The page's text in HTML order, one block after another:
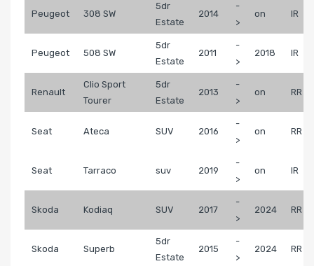
Peugeot 308 SW
5dr
Estate
2014
-
>
on IR
Peugeot 508 SW
5dr
Estate
2011
-
>
2018 IR
Renault
Clio Sport
Tourer
5dr
Estate
2013
-
>
on RR
Seat Ateca SUV 2016
-
>
on RR
Seat Tarraco suv 2019
-
>
on IR
Skoda Kodiaq SUV 2017
-
>
2024 RR
Skoda Superb
5dr
Estate
2015
-
>
2024 RR